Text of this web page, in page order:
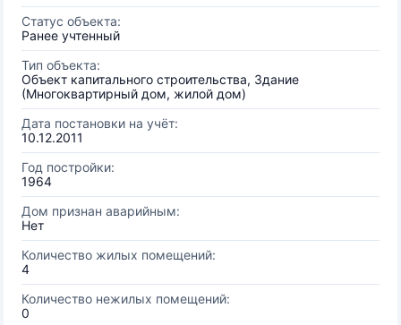
Статус объекта:
Ранее учтенный
Тип объекта:
Объект капитального строительства, Здание
(Многоквартирный дом, жилой дом)
Дата постановки на учёт:
10.12.2011
Год постройки:
1964
Дом признан аварийным:
Нет
Количество жилых помещений:
4
Количество нежилых помещений:
0